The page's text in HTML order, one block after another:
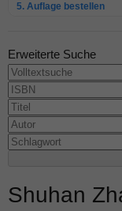
5. Auflage bestellen
Erweiterte Suche
Shuhan